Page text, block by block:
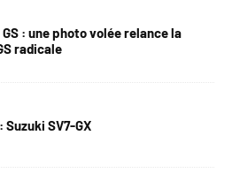
GS : une photo volée relance la
radicale
Suzuki SV7-GX